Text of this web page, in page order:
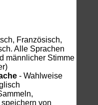
Französisch,
Alle Sprachen
männlicher Stimme
- Wahlweise
von